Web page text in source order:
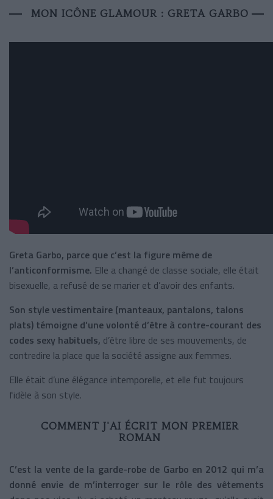
MON ICÔNE GLAMOUR : GRETA GARBO
Greta Garbo, parce que c’est la figure même de
l’anticonformisme. Elle a changé de classe sociale, elle était
bisexuelle, a refusé de se marier et d’avoir des enfants.
Son style vestimentaire (manteaux, pantalons, talons
plats) témoigne d’une volonté d’être à contre-courant des
codes sexy habituels, d’être libre de ses mouvements, de
contredire la place que la société assigne aux femmes.
Elle était d’une élégance intemporelle, et elle fut toujours
fidèle à son style.
COMMENT J'AI ÉCRIT MON PREMIER
ROMAN
C’est la vente de la garde-robe de Garbo en 2012 qui m’a
donné envie de m’interroger sur le rôle des vêtements